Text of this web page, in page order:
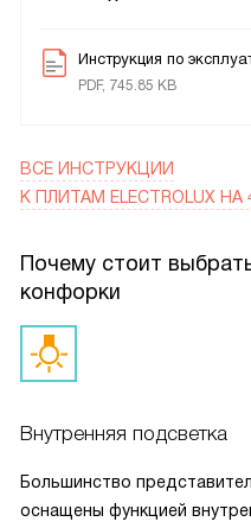
Инструкция по
PDF, 745.85 KB
ВСЕ ИНСТРУКЦИИ
К ПЛИТАМ ELECTROLUX
Почему стоит
конфорки
Внутренняя подсветка
Большинство
оснащены функцией